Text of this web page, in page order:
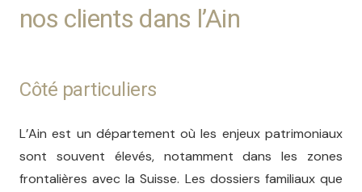
nos clients dans l’Ain
Côté particuliers
L’Ain est un département où les enjeux patrimoniaux
sont souvent élevés, notamment dans les zones
frontalières avec la Suisse. Les dossiers familiaux que